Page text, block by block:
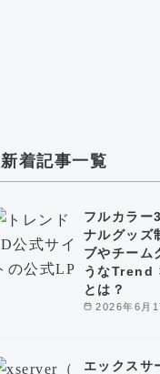
新着記事一覧
2026年6月
フルカラー
ナルグッズ
ブやチーム
うなTrend
とは？
エックスサ